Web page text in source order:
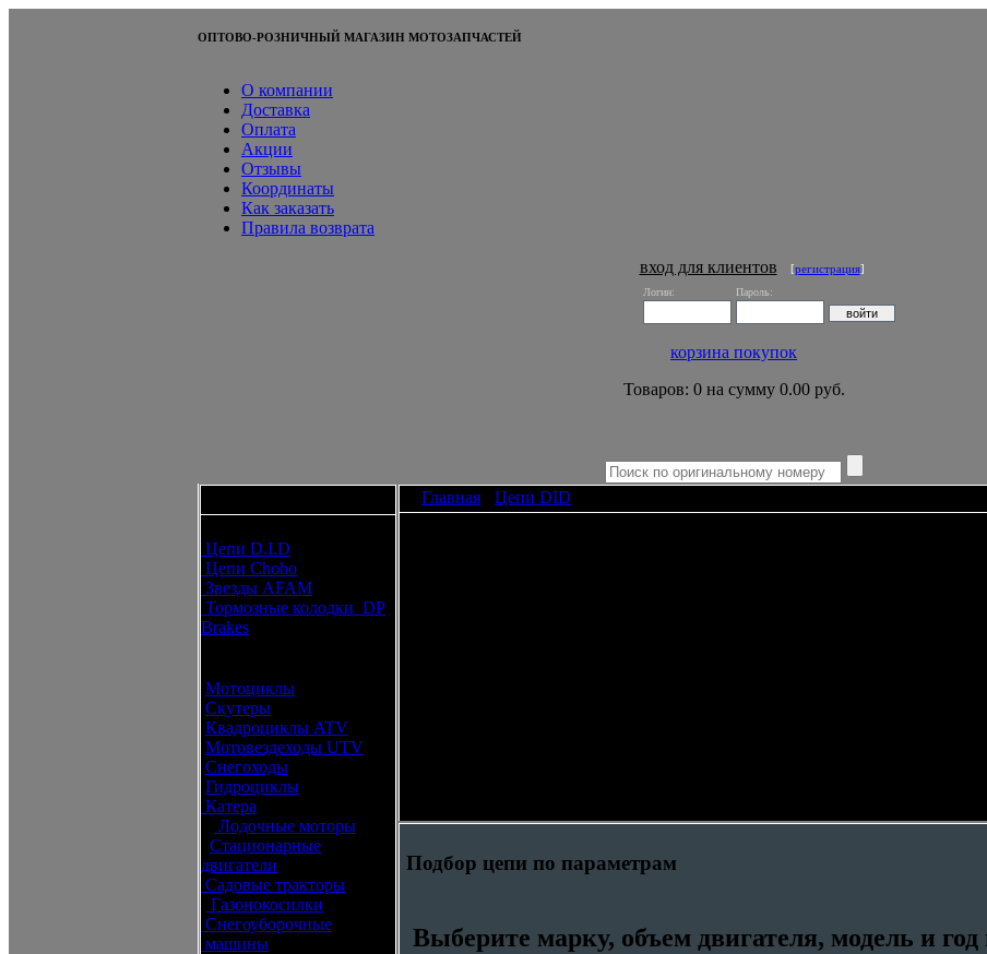
ОПТОВО-РОЗНИЧНЫЙ МАГАЗИН МОТОЗАПЧАСТЕЙ
О компании
Доставка
Оплата
Акции
Отзывы
Координаты
Как заказать
Правила возврата
вход для клиентов [регистрация]
Логин: Пароль:
корзина покупок
Товаров: 0 на сумму 0.00 руб.
Цепи D.I.D
Цепи Choho
Звезды AFAM
Тормозные колодки DP
Brakes
Мотоциклы
Скутеры
Квадроциклы ATV
Мотовездеходы UTV
Снегоходы
Гидроциклы
Катера
Лодочные моторы
Стационарные
двигатели
Садовые тракторы
Газонокосилки
Снегоуборочные
машины
Главная Цепи DID
Подбор цепи по параметрам
Выберите марку, объем двигателя, модель и